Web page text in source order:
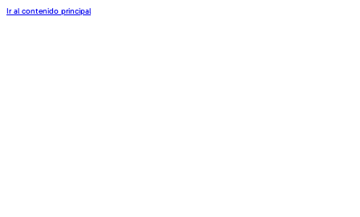
Ir al contenido principal